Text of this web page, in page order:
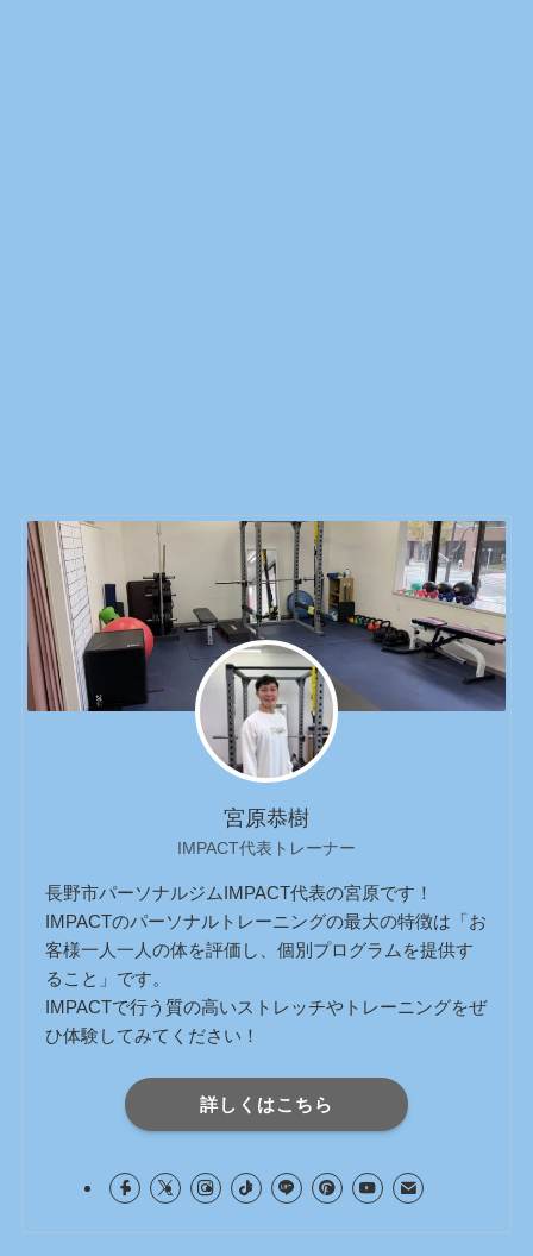
宮原恭樹
IMPACT代表トレーナー
長野市パーソナルジムIMPACT代表の宮原です！
IMPACTのパーソナルトレーニングの最大の特徴は「お
客様一人一人の体を評価し、個別プログラムを提供す
ること」です。
IMPACTで行う質の高いストレッチやトレーニングをぜ
ひ体験してみてください！
詳しくはこちら